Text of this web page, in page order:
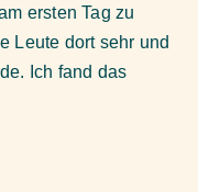
ersten Tag zu
Leute dort sehr und
Ich fand das